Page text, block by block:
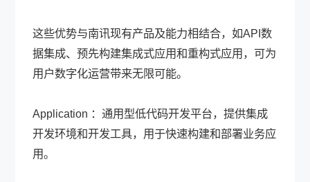
这些优势与南讯现有产品及能力相结合，如API数
据集成、预先构建集成式应用和重构式应用，可为
用户数字化运营带来无限可能。
Application ：通用型低代码开发平台，提供集成
开发环境和开发工具，用于快速构建和部署业务应
用。